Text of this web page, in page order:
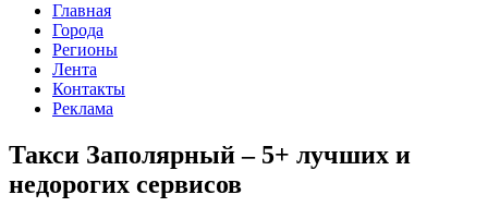
Главная
Города
Регионы
Лента
Контакты
Реклама
Такси Заполярный– 5+ лучших и
недорогих сервисов